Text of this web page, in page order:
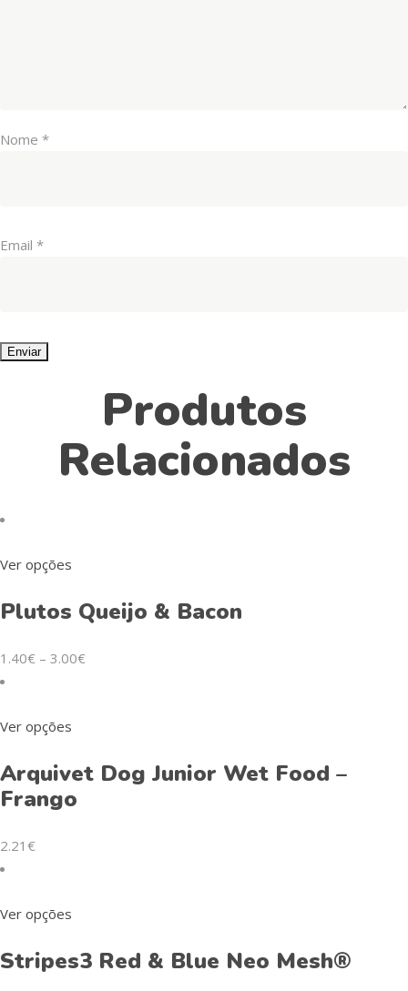
Nome *
Email *
Produtos
Relacionados
Ver opções
Plutos Queijo & Bacon
1.40€ – 3.00€
Ver opções
Arquivet Dog Junior Wet Food –
Frango
2.21 €
Ver opções
Stripes3 Red & Blue Neo Mesh®